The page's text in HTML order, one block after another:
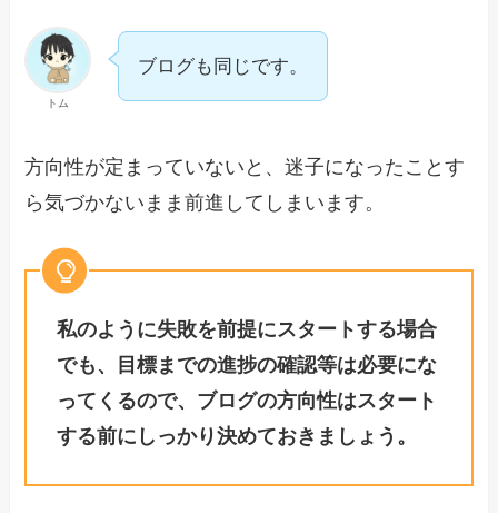
トム
ブログも同じです。
方向性が定まっていないと、迷子になったことす
ら気づかないまま前進してしまいます。
私のように失敗を前提にスタートする場合
でも、目標までの進捗の確認等は必要にな
ってくるので、ブログの方向性はスタート
する前にしっかり決めておきましょう。